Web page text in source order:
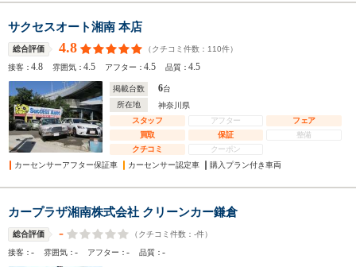
サクセスオート湘南 本店
総合評価 4.8 （クチコミ件数： 110件）
接客：4.8 雰囲気：4.5 アフター：4.5 品質：4.5
掲載台数 6台
所在地
神奈川県
スタッフ
アフター
フェア
買取
保証
整備
クチコミ
クーポン
カーセンサーアフター保証車
カーセンサー認定車 購入プラン付き車両
カープラザ湘南株式会社 クリーンカー鎌倉
総合評価 - （クチコミ件数： -件）
接客：- 雰囲気：- アフター：- 品質：-